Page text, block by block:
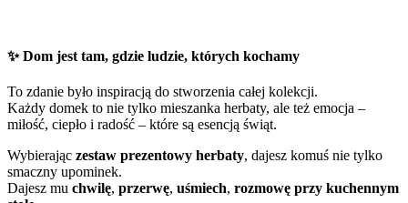
✨Dom jest tam, gdzie ludzie, których kochamy
To zdanie było inspiracją do stworzenia całej kolekcji.
Każdy domek to nie tylko mieszanka herbaty, ale też emocja –
miłość, ciepło i radość – które są esencją świąt.
Wybierając zestaw prezentowy herbaty, dajesz komuś nie tylko
smaczny upominek.
Dajesz mu chwilę, przerwę, uśmiech, rozmowę przy kuchennym